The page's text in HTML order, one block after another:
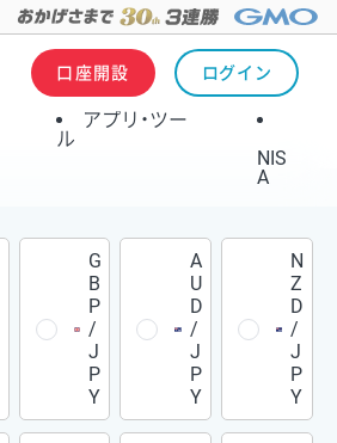
口座開設 ログイン
アプリ・ツー
ル
NIS
A
G
B
P
/
J
P
Y
A
U
D
/
J
P
Y
N
Z
D
/
J
P
Y